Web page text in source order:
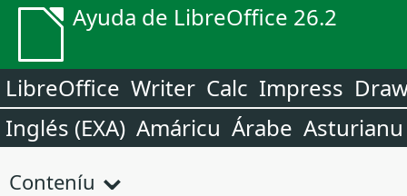
Ayuda de LibreOffice 26.2
LibreOffice Writer Calc Impress
Inglés (EXA) Amáricu Árabe Asturianu
Conteníu